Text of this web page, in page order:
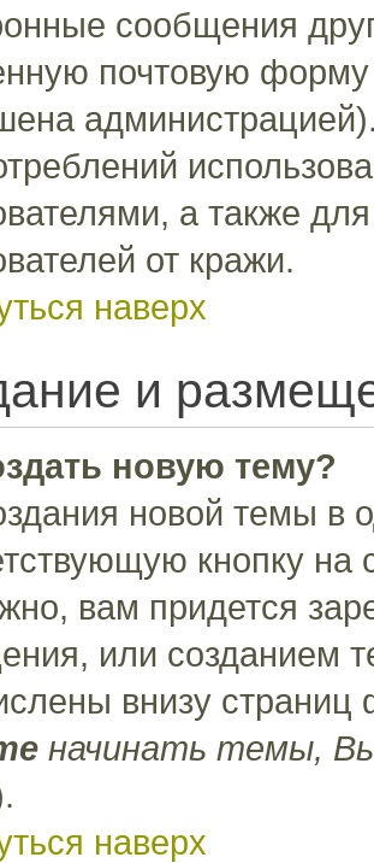
сообщения
почтовую
а также
от кражи.
наверх
и
новую тему?
новой темы в
кнопку
вам придется
или созданием
внизу
начинать темы,
наверх